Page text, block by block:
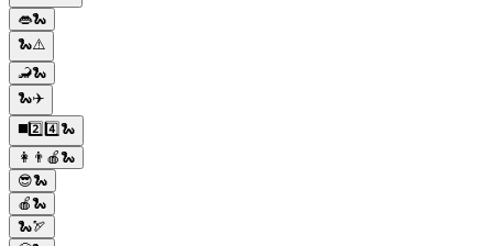
👄🐍
🐍⚠️
🦂🐍
🐍✈️
◼️2️⃣4️⃣🐍
👩👨🍎🐍
😎🐍
🍎🐍
🐍🏹